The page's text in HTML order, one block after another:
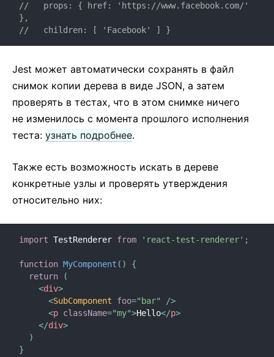
//   props: { href: 'https://www.facebook.com/'
},
//   children: [ 'Facebook' ] }
Jest может автоматически сохранять в файл
снимок копии дерева в виде JSON, а затем
проверять в тестах, что в этом снимке ничего
не изменилось с момента прошлого исполнения
теста: узнать подробнее.
Также есть возможность искать в дереве
конкретные узлы и проверять утверждения
относительно них:
import TestRenderer from 'react-test-renderer' ;
function MyComponent ( )
{
return
(
<div>
<SubComponent foo=" bar"
/>
<p className="my">Hello</p>
</div>
)
}
React без JSX
Согласование
Рефы и DOM
Проверка типов с помощью PropTypes
Неуправляемые компоненты
СПРАВОЧНИК API
React
ReactDOM
ReactDOMServer
Элементы DOM
SyntheticEvent
Утилиты для тестирования
Тестовый рендерер